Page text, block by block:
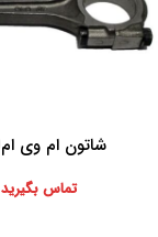
اطلاعات بیشترشاتون ام وی ام110
تماس بگیرید